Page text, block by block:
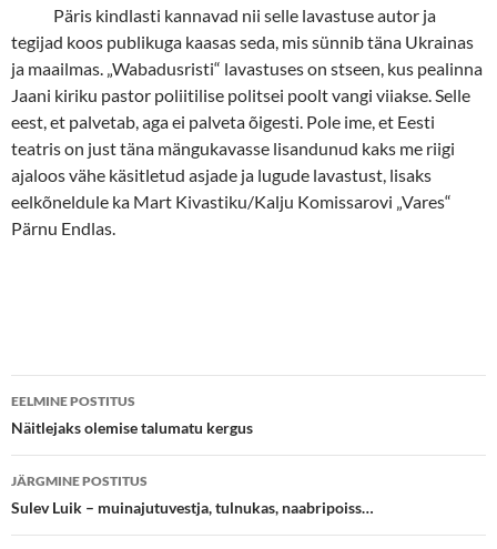
Päris kindlasti kannavad nii selle lavastuse autor ja
tegijad koos publikuga kaasas seda, mis sünnib täna Ukrainas
ja maailmas. „Wabadusristi“ lavastuses on stseen, kus pealinna
Jaani kiriku pastor poliitilise politsei poolt vangi viiakse. Selle
eest, et palvetab, aga ei palveta õigesti. Pole ime, et Eesti
teatris on just täna mängukavasse lisandunud kaks me riigi
ajaloos vähe käsitletud asjade ja lugude lavastust, lisaks
eelkõneldule ka Mart Kivastiku/Kalju Komissarovi „Vares“
Pärnu Endlas.
Postituste
töölaud
EELMINE POSTITUS
Näitlejaks olemise talumatu kergus
JÄRGMINE POSTITUS
Sulev Luik – muinajutuvestja, tulnukas, naabripoiss…